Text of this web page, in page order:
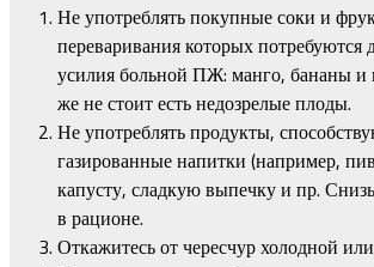
Не употреблять покупные соки и
переваривания которых потребуются
усилия больной ПЖ: манго, бананы и
же не стоит есть недозрелые плоды.
Не употреблять продукты,
газированные напитки (например,
капусту, сладкую выпечку и пр.
в рационе.
Откажитесь от чересчур холодной